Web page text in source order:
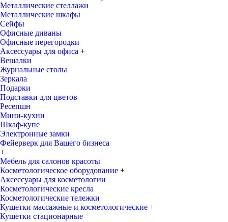
Металлические стеллажи
Металлические шкафы
Сейфы
Офисные диваны
Офисные перегородки
Аксессуары для офиса +
Вешалки
Журнальные столы
Зеркала
Подарки
Подставки для цветов
Ресепшн
Мини-кухни
Шкаф-купе
Электронные замки
Фейерверк для Вашего бизнеса
+
Мебель для салонов красоты
Косметологическое оборудование +
Аксессуары для косметологии
Косметологические кресла
Косметологические тележки
Кушетки массажные и косметологические +
Кушетки стационарные